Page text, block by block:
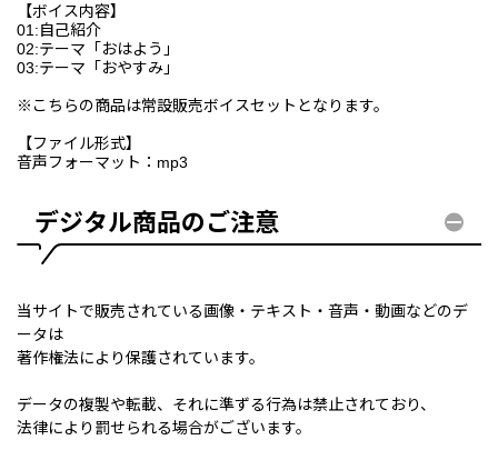
【ボイス内容】
01:自己紹介
02:テーマ「おはよう」
03:テーマ「おやすみ」
※こちらの商品は常設販売ボイスセットとなります。
【ファイル形式】
音声フォーマット：mp3
デジタル商品のご注意
当サイトで販売されている画像・テキスト・音声・動画などのデ
ータは
著作権法により保護されています。
データの複製や転載、それに準ずる行為は禁止されており、
法律により罰せられる場合がございます。